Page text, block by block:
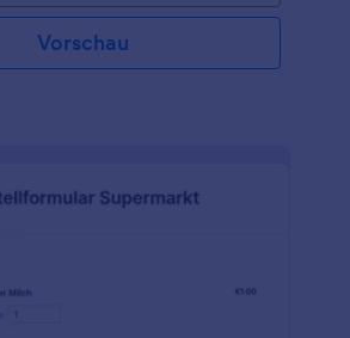
Schriftarten und Hintergrund
in Ihre Website einbetten
Formular verwenden. Mit
an.)
Vorschau